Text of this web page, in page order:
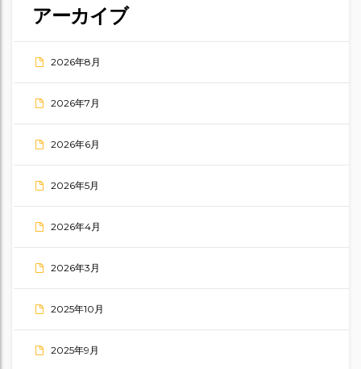
アーカイブ
2026年8月
2026年7月
2026年6月
2026年5月
2026年4月
2026年3月
2025年10月
2025年9月